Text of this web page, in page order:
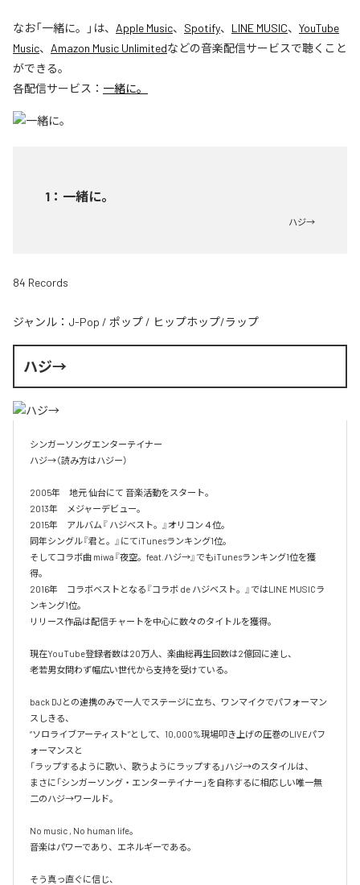
なお「一緒に。 」は、 Apple Music、 Spotify、 LINE MUSIC、 YouTube
Music、 Amazon Music Unlimitedなどの音楽配信サービスで聴くこと
ができる。
各配信サービス： 一緒に。
1 ： 一緒に。
ハジ→
84 Records
ジャンル： J-Pop / ポップ / ヒップホップ/ラップ
ハジ→
シンガーソングエンターテイナー
ハジ→（読み方はハジー）
2005年　地元 仙台にて 音楽活動をスタート。
2013年　メジャーデビュー。
2015年　アルバム『 ハジベスト。』オリコン４位。
同年シングル『君と。』にてiTunesランキング1位。
そしてコラボ曲 miwa『夜空。feat.ハジ→』でもiTunesランキング1位を獲
得。
2016年　コラボベストとなる『コラボ de ハジベスト。』ではLINE MUSICラ
ンキング1位。
リリース作品は配信チャートを中心に数々のタイトルを獲得。
現在YouTube登録者数は20万人、楽曲総再生回数は2億回に達し、
老若男女問わず幅広い世代から支持を受けている。
back DJとの連携のみで一人でステージに立ち、ワンマイクでパフォーマン
スしきる、
“ソロライブアーティスト”として、10,000%現場叩き上げの圧巻のLIVEパフ
ォーマンスと
「ラップするように歌い、歌うようにラップする」ハジ→のスタイルは、
まさに「シンガーソング・エンターテイナー」を自称するに相応しい唯一無
二のハジ→ワールド。
No music , No human life。
音楽はパワーであり、エネルギーである。
そう真っ直ぐに信じ、